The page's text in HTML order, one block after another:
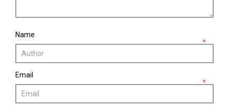
Name
*
Email
*